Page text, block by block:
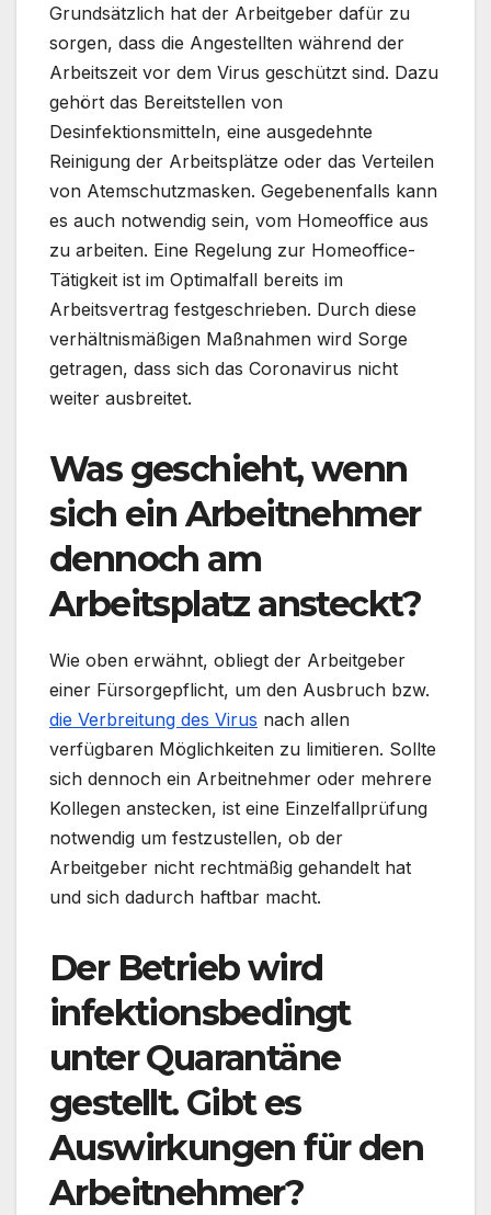
Grundsätzlich hat der Arbeitgeber dafür zu
sorgen, dass die Angestellten während der
Arbeitszeit vor dem Virus geschützt sind. Dazu
gehört das Bereitstellen von
Desinfektionsmitteln, eine ausgedehnte
Reinigung der Arbeitsplätze oder das Verteilen
von Atemschutzmasken. Gegebenenfalls kann
es auch notwendig sein, vom Homeoffice aus
zu arbeiten. Eine Regelung zur Homeoffice-
Tätigkeit ist im Optimalfall bereits im
Arbeitsvertrag festgeschrieben. Durch diese
verhältnismäßigen Maßnahmen wird Sorge
getragen, dass sich das Coronavirus nicht
weiter ausbreitet.
Was geschieht, wenn
sich ein Arbeitnehmer
dennoch am
Arbeitsplatz ansteckt?
Wie oben erwähnt, obliegt der Arbeitgeber
einer Fürsorgepflicht, um den Ausbruch bzw.
die Verbreitung des Virus nach allen
verfügbaren Möglichkeiten zu limitieren. Sollte
sich dennoch ein Arbeitnehmer oder mehrere
Kollegen anstecken, ist eine Einzelfallprüfung
notwendig um festzustellen, ob der
Arbeitgeber nicht rechtmäßig gehandelt hat
und sich dadurch haftbar macht.
Der Betrieb wird
infektionsbedingt
unter Quarantäne
gestellt. Gibt es
Auswirkungen für den
Arbeitnehmer?